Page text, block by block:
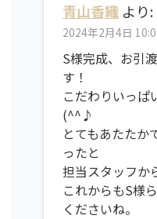
青山香織 より:
2024年2月4日
S様完成、お引
す！
こだわりいっぱ
(^^♪
とてもあたたか
ったと
担当スタッフか
これからもS様
くださいね。